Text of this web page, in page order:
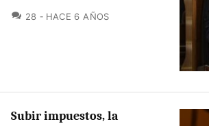
28 COMENTARIOS
HACE 6 AÑOS
Subir impuestos, la